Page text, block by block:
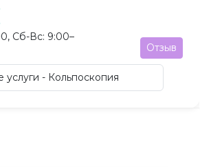
Сб-Вс: 9:00–
Отзыв
услуги - Кольпоскопия